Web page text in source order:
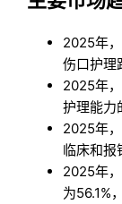
2025年
伤口护理
2025年
护理能力
2025年
临床和报
2025年
为56.1%